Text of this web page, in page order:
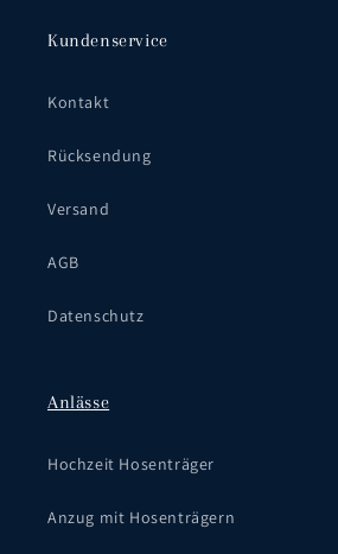
Kundenservice
Kontakt
Rücksendung
Versand
AGB
Datenschutz
Anlässe
Hochzeit Hosenträger
Anzug mit Hosenträgern